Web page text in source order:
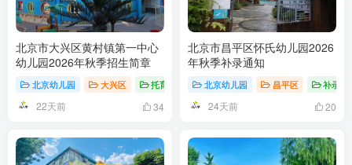
北京市大兴区黄村镇第一中心
幼儿园2026年秋季招生简章
北京幼儿园 大兴区 托育or托班
22天前 34
北京市昌平区怀氏幼儿园2026
年秋季补录通知
北京幼儿园 昌平区 补录通
24天前 20